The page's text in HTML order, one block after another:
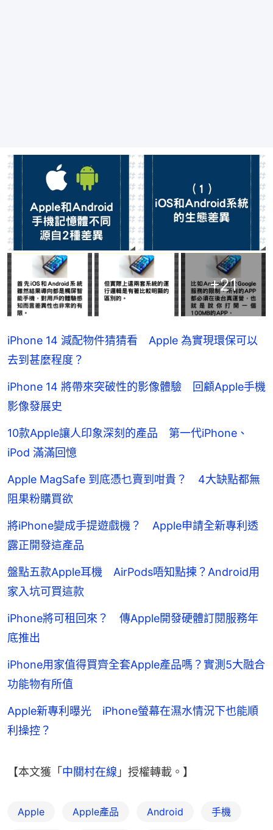
+21
iPhone 14 減配物件猜猜看 Apple 為實現環保可以
去到甚麼程度？
iPhone 14 將帶來突破性的影像體驗 回顧Apple手機
影像發展史
10款Apple讓人印象深刻的產品 第一代iPhone、
iPod 滿滿回憶
Apple MagSafe 到底憑乜賣到咁貴？ 4大缺點都無
阻果粉購買欲
將iPhone變成手提遊戲機？ Apple申請全新專利透
露正開發這產品
盤點五款Apple耳機 AirPods唔知點揀？Android用
家入坑可買這款
iPhone將可租回來？ 傳Apple開發硬體訂閱服務年
底推出
iPhone用家值得買齊全套Apple產品嗎？實測5大融合
功能物有所值
Apple新專利曝光 iPhone螢幕在濕水情況下也能順
利操控？
【本文獲「 中關村在線 」授權轉載。】
Apple Apple產品 Android 手機